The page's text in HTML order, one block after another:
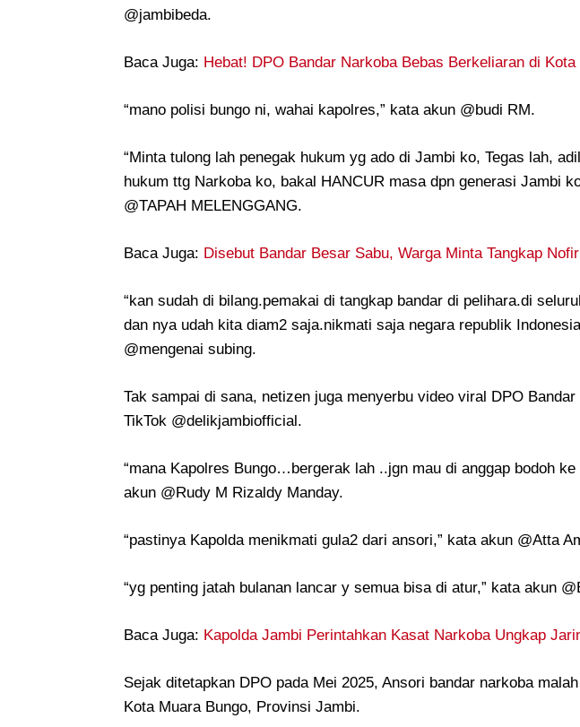
@jambibeda.
Baca Juga: Hebat! DPO Bandar Narkoba Bebas Berkeliaran di Kota
“mano polisi bungo ni, wahai kapolres,” kata akun @budi RM.
“Minta tulong lah penegak hukum yg ado di Jambi ko, Tegas lah,
hukum ttg Narkoba ko, bakal HANCUR masa dpn generasi Jambi
@TAPAH MELENGGANG.
Baca Juga: Disebut Bandar Besar Sabu, Warga Minta Tangkap
“kan sudah di bilang.pemakai di tangkap bandar di pelihara.di
dan nya udah kita diam2 saja.nikmati saja negara republik
@mengenai subing.
Tak sampai di sana, netizen juga menyerbu video viral DPO
TikTok @delikjambiofficial.
“mana Kapolres Bungo…bergerak lah ..jgn mau di anggap bodoh ke
akun @Rudy M Rizaldy Manday.
“pastinya Kapolda menikmati gula2 dari ansori,” kata akun @Atta
“yg penting jatah bulanan lancar y semua bisa di atur,” kata akun
Baca Juga: Kapolda Jambi Perintahkan Kasat Narkoba Ungkap
Sejak ditetapkan DPO pada Mei 2025, Ansori bandar narkoba
Kota Muara Bungo, Provinsi Jambi.